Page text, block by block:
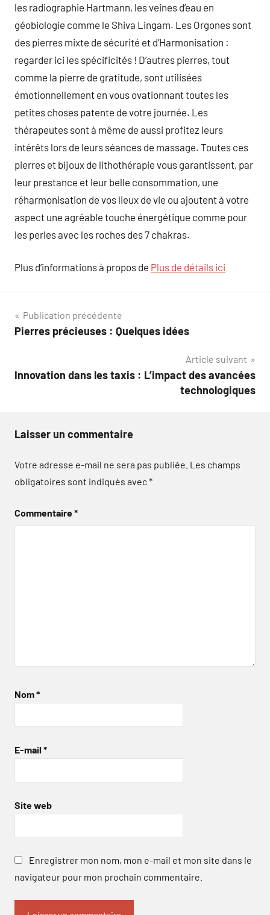
les radiographie Hartmann, les veines d’eau en
géobiologie comme le Shiva Lingam. Les Orgones sont
des pierres mixte de sécurité et d’Harmonisation :
regarder ici les spécificités ! D’autres pierres, tout
comme la pierre de gratitude, sont utilisées
émotionnellement en vous ovationnant toutes les
petites choses patente de votre journée. Les
thérapeutes sont à même de aussi profitez leurs
intérêts lors de leurs séances de massage. Toutes ces
pierres et bijoux de lithothérapie vous garantissent, par
leur prestance et leur belle consommation, une
réharmonisation de vos lieux de vie ou ajoutent à votre
aspect une agréable touche énergétique comme pour
les perles avec les roches des 7 chakras.
Plus d’informations à propos de Plus de détails ici
Navigation
de
Publication précédente
Pierres précieuses : Quelques idées
Article suivant
Innovation dans les taxis : L’impact des avancées
technologiques
Laisser un commentaire
Votre adresse e-mail ne sera pas publiée. Les champs
obligatoires sont indiqués avec*
Commentaire*
Nom*
E-mail *
Site web
Enregistrer mon nom, mon e-mail et mon site dans le
navigateur pour mon prochain commentaire.